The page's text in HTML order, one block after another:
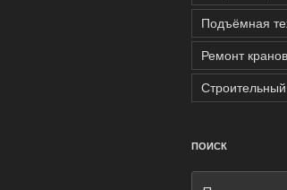
Подъёмная
Ремонт кранов
ПОИСК